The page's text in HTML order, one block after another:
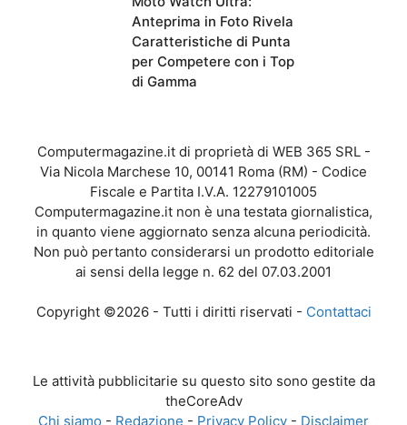
Anteprima in Foto Rivela
Caratteristiche di Punta
per Competere con i Top
di Gamma
Computermagazine.it di proprietà di WEB 365 SRL -
Via Nicola Marchese 10, 00141 Roma (RM) - Codice
Fiscale e Partita I.V.A. 12279101005
Computermagazine.it non è una testata giornalistica,
in quanto viene aggiornato senza alcuna periodicità.
Non può pertanto considerarsi un prodotto editoriale
ai sensi della legge n. 62 del 07.03.2001
Copyright ©2026 - Tutti i diritti riservati - Contattaci
Le attività pubblicitarie su questo sito sono gestite da
theCoreAdv
Chi siamo - Redazione - Privacy Policy - Disclaimer